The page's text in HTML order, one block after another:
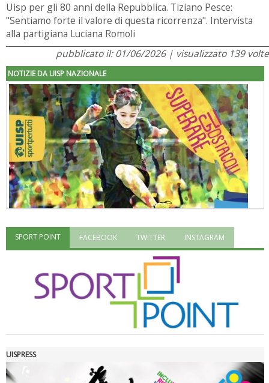
Uisp per gli 80 anni della Repubblica. Tiziano Pesce:
"Sentiamo forte il valore di questa ricorrenza". Intervista
alla partigiana Luciana Romoli
pubblicato il: 01/06/2026 | visualizzato 139 volte
NOTIZIE DA UISP NAZIONALE
"Superare gli ostacoli": la relazione di Tiziano Pesce al CN Uisp
SPORT POINT FACEBOOK TWITTER INSTAGRAM
UISPRESS